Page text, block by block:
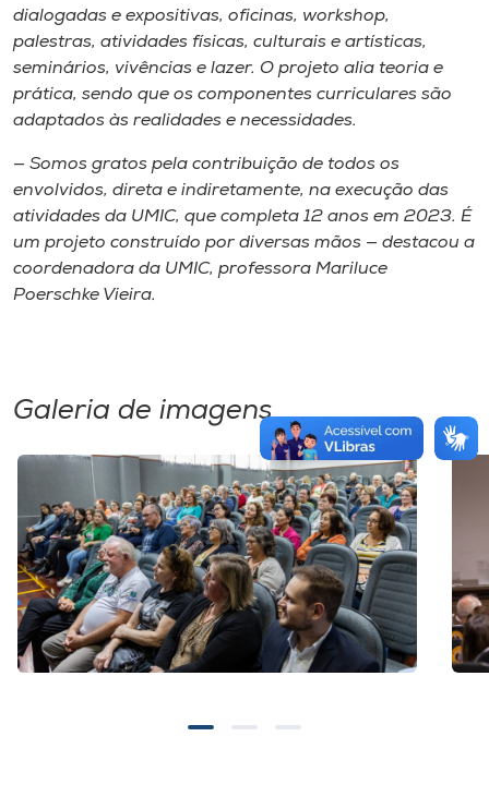
dialogadas e expositivas, oficinas, workshop,
palestras, atividades físicas, culturais e artísticas,
seminários, vivências e lazer. O projeto alia teoria e
prática, sendo que os componentes curriculares são
adaptados às realidades e necessidades.
— Somos gratos pela contribuição de todos os
envolvidos, direta e indiretamente, na execução das
atividades da UMIC, que completa 12 anos em 2023. É
um projeto construído por diversas mãos — destacou a
coordenadora da UMIC, professora Mariluce
Poerschke Vieira.
Galeria de imagens